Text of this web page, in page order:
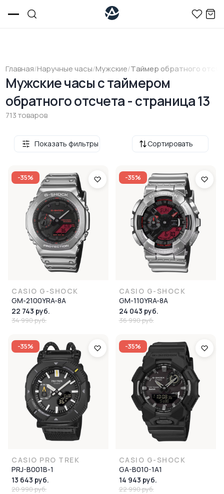
Главная/Наручные часы/Мужские/Tаймер обратного
Мужские часы с таймером
обратного отсчета - страница 13
713 товаров
Сортировать
Показать фильтры
-35%
CASIO G-SHOCK
GM-2100YRA-8A
22 743 руб.
34 990 руб.
-35%
CASIO G-SHOCK
GM-110YRA-8A
24 043 руб.
36 990 руб.
-35%
CASIO PRO TREK
PRJ-B001B-1
13 643 руб.
20 990 руб.
-35%
CASIO G-SHOCK
GA-B010-1A1
14 943 руб.
22 990 руб.